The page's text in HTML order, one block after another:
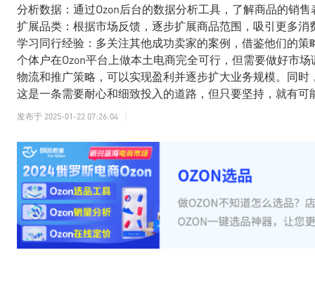
分析数据：通过Ozon后台的数据分析工具，了解商品的销
扩展品类：根据市场反馈，逐步扩展商品范围，吸引更多消
学习同行经验：多关注其他成功卖家的案例，借鉴他们的策
个体户在Ozon平台上做本土电商完全可行，但需要做好市
物流和推广策略，可以实现盈利并逐步扩大业务规模。同
这是一条需要耐心和细致投入的道路，但只要坚持，就有
发布于 2025-01-22 07:26:04